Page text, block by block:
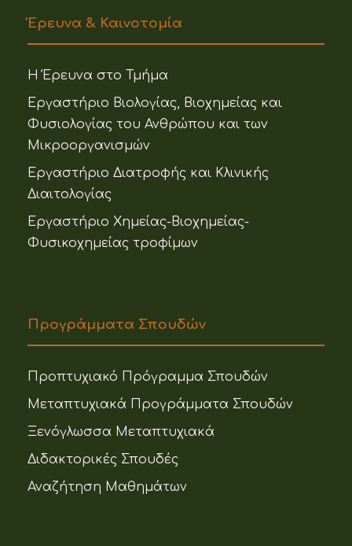
Έρευνα & Καινοτομία
Η Έρευνα στο Τμήμα
Εργαστήριο Βιολογίας, Βιοχημείας και
Φυσιολογίας του Ανθρώπου και των
Μικροοργανισμών
Εργαστήριο Διατροφής και Κλινικής
Διαιτολογίας
Εργαστήριο Χημείας-Βιοχημείας-
Φυσικοχημείας τροφίμων
Προγράμματα Σπουδών
Προπτυχιακό Πρόγραμμα Σπουδών
Μεταπτυχιακά Προγράμματα Σπουδών
Ξενόγλωσσα Μεταπτυχιακά
Διδακτορικές Σπουδές
Αναζήτηση Μαθημάτων